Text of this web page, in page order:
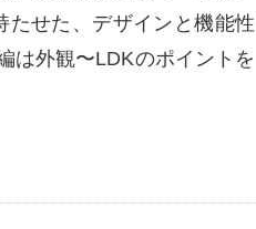
たせた、デザインと機能性
は外観〜LDKのポイントを